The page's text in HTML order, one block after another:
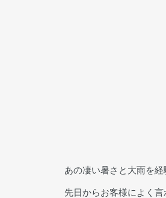
あの凄い暑さと大雨を
先日からお客様によく言